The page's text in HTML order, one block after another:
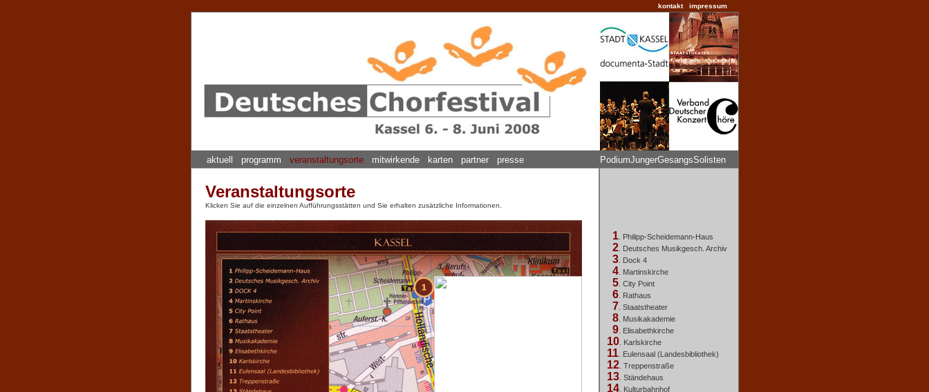
kontakt impressum
aktuell programm veranstaltungsorte mitwirkende karten partner presse PodiumJungerGesangsSolisten
Veranstaltungsorte
Klicken Sie auf die einzelnen Aufführungsstätten und Sie erhalten zusätzliche Informationen.
1. Philipp-Scheidemann-Haus
2. Deutsches Musikgesch. Archiv
3. Dock 4
4. Martinskirche
5. City Point
6. Rathaus
7 . Staatstheater
8. Musikakademie
9. Elisabethkirche
10. Karlskirche
11. Eulensaal (Landesbibliothek)
12. Treppenstraße
13. Ständehaus
14. Kulturbahnhof